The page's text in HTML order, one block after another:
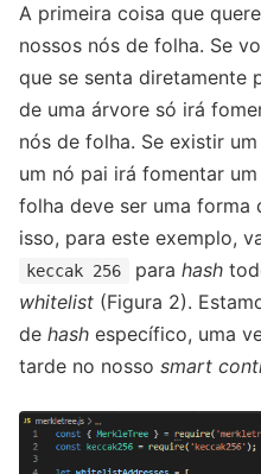
A primeira coisa que
nossos nós de folha. Se
que se senta diretamente
de uma árvore só irá
nós de folha. Se existir
um nó pai irá fomentar
folha deve ser uma forma
isso, para este exemplo,
keccak 256 para hash
whitelist (Figura 2).
de hash específico, uma
tarde no nosso smart